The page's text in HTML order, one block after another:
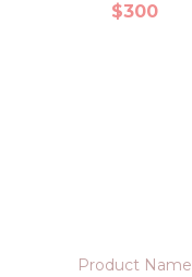
$300
Product Name